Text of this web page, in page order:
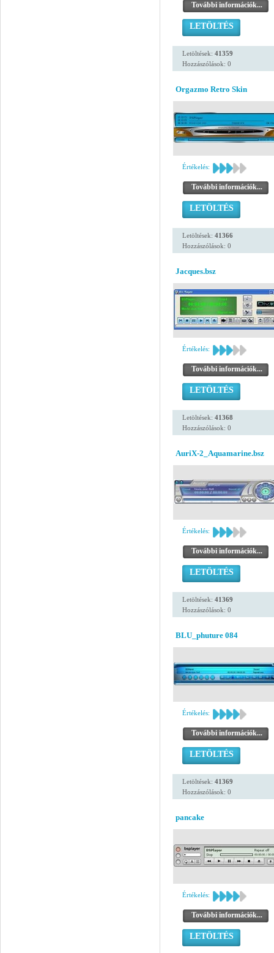
További információk...
LETÖLTÉS
Letöltések: 41359
Hozzászólások: 0
Orgazmo Retro Skin
Értékelés:
További információk...
LETÖLTÉS
Letöltések: 41366
Hozzászólások: 0
Jacques.bsz
Értékelés:
További információk...
LETÖLTÉS
Letöltések: 41368
Hozzászólások: 0
AuriX-2_Aquamarine.bsz
Értékelés:
További információk...
LETÖLTÉS
Letöltések: 41369
Hozzászólások: 0
BLU_phuture 084
Értékelés:
További információk...
LETÖLTÉS
Letöltések: 41369
Hozzászólások: 0
pancake
Értékelés:
További információk...
LETÖLTÉS